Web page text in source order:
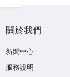
關於我們
新聞中心
服務說明